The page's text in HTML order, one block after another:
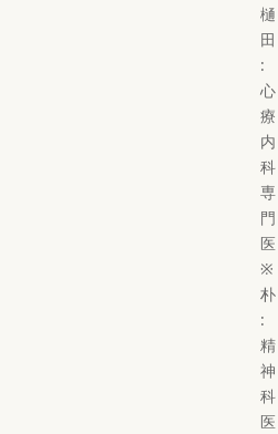
樋
田
:
心
療
内
科
専
門
医
※
朴
:
精
神
科
医